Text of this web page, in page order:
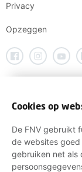
Privacy
Opzeggen
Cookies op
De FNV gebruikt
de websites
gebruiken net als